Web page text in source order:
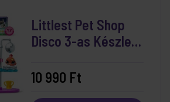
Littlest Pet Shop
Disco 3-as Készlet
10 990 Ft